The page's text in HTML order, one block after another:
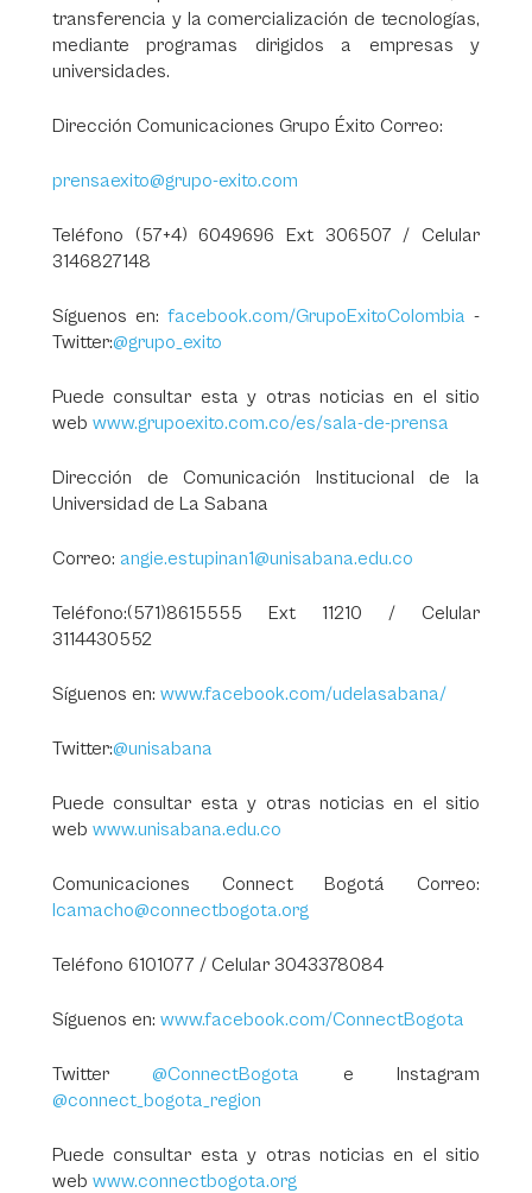
transferencia y la comercialización de tecnologías,
mediante programas dirigidos a empresas y
universidades.
Dirección Comunicaciones Grupo Éxito Correo:
prensaexito@grupo-exito.com
Teléfono (57+4) 6049696 Ext 306507 / Celular
3146827148
Síguenos en: facebook.com/GrupoExitoColombia -
Twitter:@grupo_exito
Puede consultar esta y otras noticias en el sitio
web www.grupoexito.com.co/es/sala-de-prensa
Dirección de Comunicación Institucional de la
Universidad de La Sabana
Correo: angie.estupinan1@unisabana.edu.co
Teléfono:(571)8615555 Ext 11210 / Celular
3114430552
Síguenos en: www.facebook.com/udelasabana/
Twitter:@unisabana
Puede consultar esta y otras noticias en el sitio
web www.unisabana.edu.co
Comunicaciones Connect Bogotá Correo:
lcamacho@connectbogota.org
Teléfono 6101077 / Celular 3043378084
Síguenos en: www.facebook.com/ConnectBogota
Twitter @ConnectBogota e Instagram
@connect_bogota_region
Puede consultar esta y otras noticias en el sitio
web www.connectbogota.org